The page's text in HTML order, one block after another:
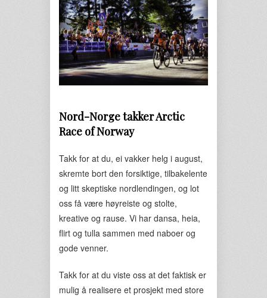
Nord-Norge takkerArctic
Race of Norway
Takk for at du, ei vakker helg i august,
skremte bort den forsiktige, tilbakelente
og litt skeptiske nordlendingen, og lot
oss få være høyreiste og stolte,
kreative og rause. Vi har dansa, heia,
flirt og tulla sammen med naboer og
gode venner.
Takk for at du viste oss at det faktisk er
mulig å realisere et prosjekt med store